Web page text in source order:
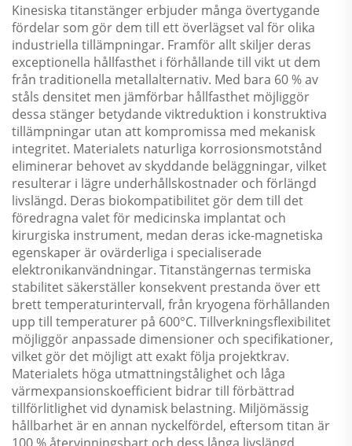
Kinesiska titanstänger erbjuder många övertygande
fördelar som gör dem till ett överlägset val för olika
industriella tillämpningar. Framför allt skiljer deras
exceptionella hållfasthet i förhållande till vikt ut dem
från traditionella metallalternativ. Med bara 60 % av
ståls densitet men jämförbar hållfasthet möjliggör
dessa stänger betydande viktreduktion i konstruktiva
tillämpningar utan att kompromissa med mekanisk
integritet. Materialets naturliga korrosionsmotstånd
eliminerar behovet av skyddande beläggningar, vilket
resulterar i lägre underhållskostnader och förlängd
livslängd. Deras biokompatibilitet gör dem till det
föredragna valet för medicinska implantat och
kirurgiska instrument, medan deras icke-magnetiska
egenskaper är ovärderliga i specialiserade
elektronikanvändningar. Titanstängernas termiska
stabilitet säkerställer konsekvent prestanda över ett
brett temperaturintervall, från kryogena förhållanden
upp till temperaturer på 600°C. Tillverkningsflexibilitet
möjliggör anpassade dimensioner och specifikationer,
vilket gör det möjligt att exakt följa projektkrav.
Materialets höga utmattningstålighet och låga
värmexpansionskoefficient bidrar till förbättrad
tillförlitlighet vid dynamisk belastning. Miljömässig
hållbarhet är en annan nyckelfördel, eftersom titan är